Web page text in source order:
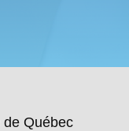
Québec